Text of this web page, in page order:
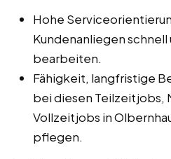
Hohe
Kundenanliegen
bearbeiten.
Fähigkeit, langfristige
bei diesen Teilzeitjobs,
Vollzeitjobs in
pflegen.